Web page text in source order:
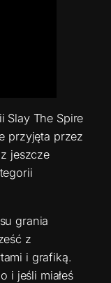
Slay The Spire
przyjęta przez
jeszcze
grania
z
i grafiką.
i jeśli miałeś